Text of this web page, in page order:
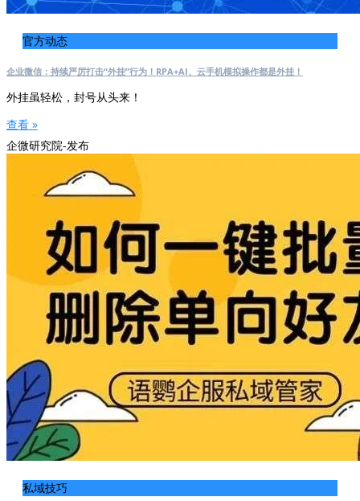
官方动态
企业微信：持续严厉打击“外挂”行为！RPA+AI、云手机模拟操作都是外挂！
外挂虽轻松，封号从头来！
查看 »
企微研究院-发布
私域技巧